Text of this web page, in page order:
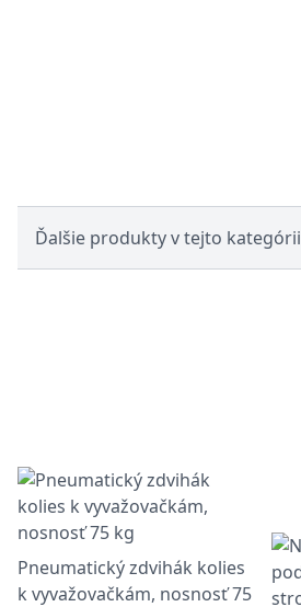
Ďalšie produkty v tejto kategórii
Pneumatický zdvihák kolies
k vyvažovačkám, nosnosť 75